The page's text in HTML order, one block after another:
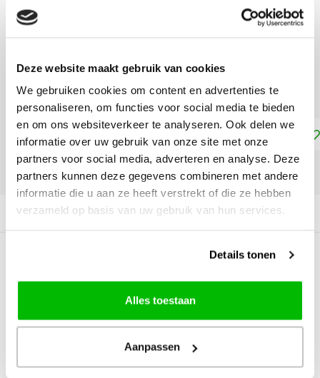
Deze website maakt gebruik van cookies
We gebruiken cookies om content en advertenties te
personaliseren, om functies voor social media te bieden
en om ons websiteverkeer te analyseren. Ook delen we
informatie over uw gebruik van onze site met onze
partners voor social media, adverteren en analyse. Deze
partners kunnen deze gegevens combineren met andere
informatie die u aan ze heeft verstrekt of die ze hebben
verzameld op basis van uw gebruik van hun services.
Details tonen
Alles toestaan
Aanpassen
DIRECT LEVERBAAR
"DMC COLOUR VARIATIONS" OF "DMC LIGHT
EFFECTS " KOOPT, ONTVANG JE EEN KORTING VAN
100% OP HET LAAGSTGEPRIJSDE PRODUCT.
Toevoegen aan winkelwagen
DELEN:
Productomschrijving